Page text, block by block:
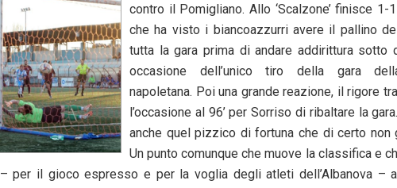
contro il Pomigliano. Allo ‘Scalzone’ finisce 1-
che ha visto i biancoazzurri avere il pallino
tutta la gara prima di andare addirittura sotto
occasione dell’unico tiro della gara
napoletana. Poi una grande reazione, il rigore
l’occasione al 96’ per Sorriso di ribaltare la
anche quel pizzico di fortuna che di certo non
Un punto comunque che muove la classifica e
per il gioco espresso e per la voglia degli atleti dell’Albanova –